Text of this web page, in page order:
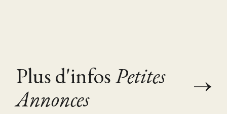
Plus d'infosPetites
Annonces